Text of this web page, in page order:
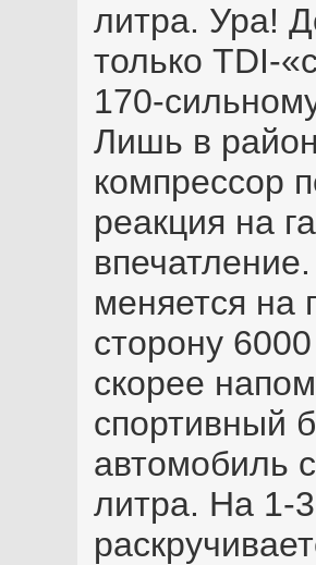
литра. Ура!
только TDI-
170-
Лишь в
компрессор
реакция на
меняется на
сторону
скорее
спортивный
автомобиль
литра. На 1-